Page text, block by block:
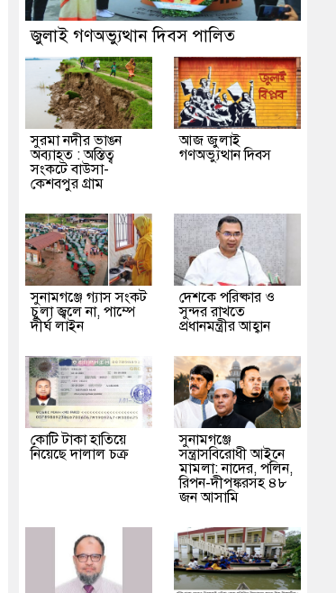
জুলাই গণঅভ্যুত্থান দিবস পালিত
সুরমা নদীর ভাঙন
অব্যাহত : অস্তিত্ব
সংকটে বাউসা-
কেশবপুর গ্রাম
আজ জুলাই
গণঅভ্যুত্থান দিবস
সুনামগঞ্জে গ্যাস সংকট
চুলা জ্বলে না, পাম্পে
দীর্ঘ লাইন
দেশকে পরিষ্কার ও
সুন্দর রাখতে
প্রধানমন্ত্রীর আহ্বান
কোটি টাকা হাতিয়ে
নিয়েছে দালাল চক্র
‎সুনামগঞ্জে
সন্ত্রাসবিরোধী আইনে
মামলা: নাদের, পলিন,
রিপন-দীপঙ্করসহ ৪৮
জন আসামি